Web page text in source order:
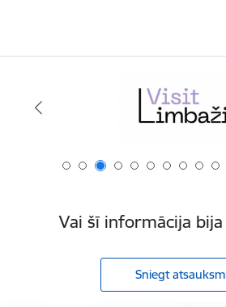
Vai šī informācija
Sniegt